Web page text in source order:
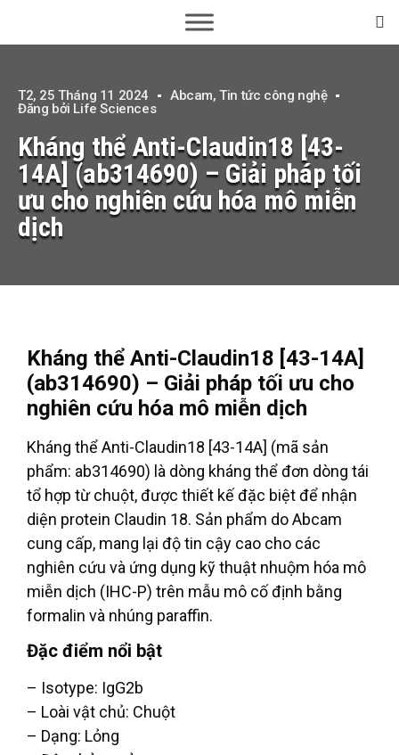
T2, 25 Tháng 11 2024 Abcam,Tin tức công nghệ
Đăng bởi Life Sciences
Kháng thể Anti-Claudin18 [43-
14A] (ab314690) – Giải pháp tối
ưu cho nghiên cứu hóa mô miễn
dịch
Kháng thể Anti-Claudin18 [43-14A]
(ab314690) – Giải pháp tối ưu cho
nghiên cứu hóa mô miễn dịch
Kháng thể Anti-Claudin18 [43-14A] (mã sản
phẩm: ab314690) là dòng kháng thể đơn dòng tái
tổ hợp từ chuột, được thiết kế đặc biệt để nhận
diện protein Claudin 18. Sản phẩm do Abcam
cung cấp, mang lại độ tin cậy cao cho các
nghiên cứu và ứng dụng kỹ thuật nhuộm hóa mô
miễn dịch (IHC-P) trên mẫu mô cố định bằng
formalin và nhúng paraffin.
Đặc điểm nổi bật
– Isotype: IgG2b
– Loài vật chủ: Chuột
– Dạng: Lỏng